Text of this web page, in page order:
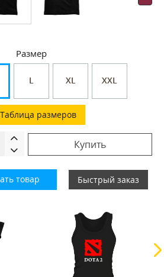
Размер
L XL XXL
Таблица размеров
Купить
товар Быстрый заказ